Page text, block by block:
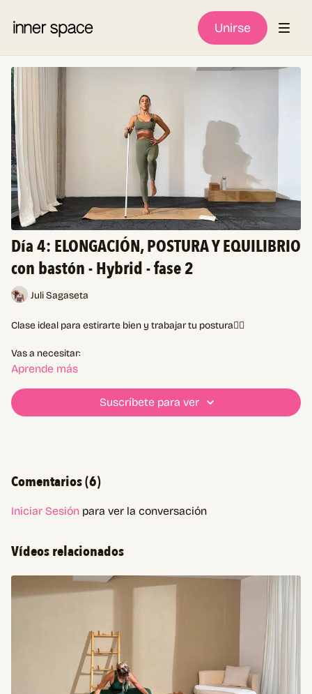
Unirse
Día 4: ELONGACIÓN, POSTURA Y EQUILIBRIO
con bastón - Hybrid - fase 2
Juli Sagaseta
Clase ideal para estirarte bien y trabajar tu postura👌🏼
Vas a necesitar:
Bastón o palo de escoba
Contanos cómo terminás!
Aprende más
Suscríbete para ver
Comentarios (6)
Iniciar Sesión para ver la conversación
Vídeos relacionados